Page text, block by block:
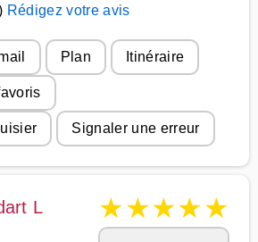
Rédigez votre avis
Plan Itinéraire
Signaler une erreur
L ★★★★★